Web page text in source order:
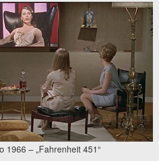
1966 – „Fahrenheit 451“